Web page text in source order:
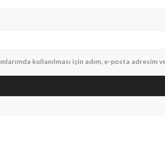
kullanılması için adım, e-posta adresim